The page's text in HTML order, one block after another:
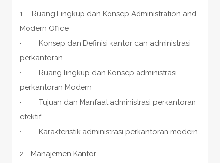
1. Ruang Lingkup dan Konsep Administration and
Modern Office
· Konsep dan Definisi kantor dan administrasi
perkantoran
· Ruang lingkup dan Konsep administrasi
perkantoran Modern
· Tujuan dan Manfaat administrasi perkantoran
efektif
· Karakteristik administrasi perkantoran modern
2. Manajemen Kantor